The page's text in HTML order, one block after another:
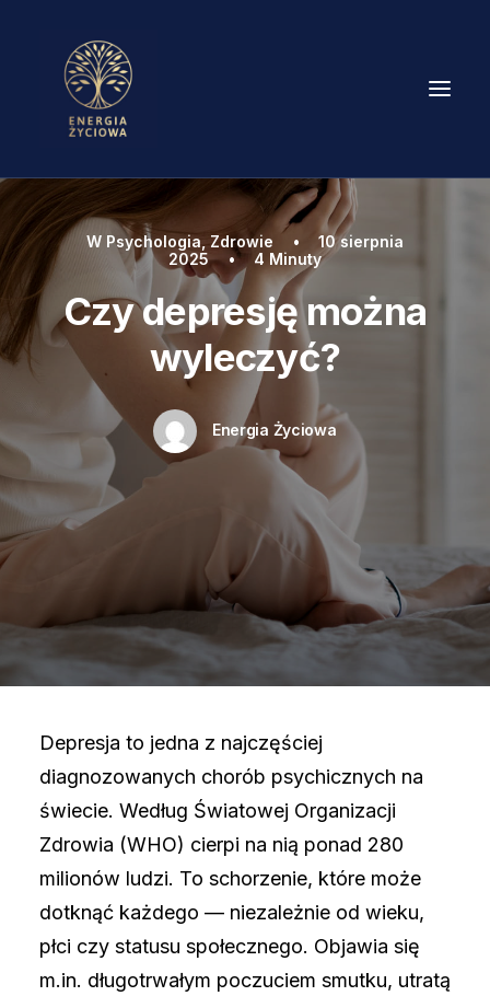
O MNIE
DLA KOGO
OFERTA
FORMY TERAPII
CENNIK
BLOG
KONTAKT
UMÓW WIZYTĘ
+48 786 817 844
W Psychologia Zdrowie •
10 sierpnia
2025
• 4 Minuty
Czy depresję można
wyleczyć?
Energia Życiowa
Depresja to jedna z najczęściej
diagnozowanych chorób psychicznych na
świecie. Według Światowej Organizacji
Zdrowia (WHO) cierpi na nią ponad 280
milionów ludzi. To schorzenie, które może
dotknąć każdego — niezależnie od wieku,
płci czy statusu społecznego. Objawia się
m.in. długotrwałym poczuciem smutku, utratą